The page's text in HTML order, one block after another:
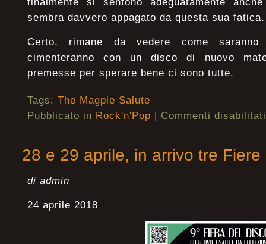
sembra davvero appagato da questa sua fatica.
Certo, rimane da vedere come
cimenteranno con un disco di nuovo
premesse per sperare bene ci sono tutte.
Tags: The Magpie Salute
Pubblicato in Rock'n'Pop | Commenti disabilitati
28 e 29 aprile, in arrivo tre Fiere
di admin
24 aprile 2018